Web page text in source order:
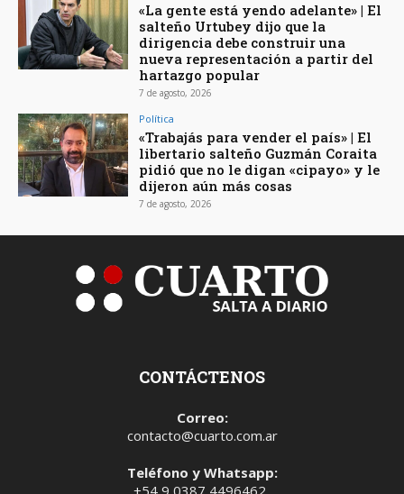
«La gente está yendo adelante» | El
salteño Urtubey dijo que la
dirigencia debe construir una
nueva representación a partir del
hartazgo popular
7 de agosto, 2026
Política
«Trabajás para vender el país» | El
libertario salteño Guzmán Coraita
pidió que no le digan «cipayo» y le
dijeron aún más cosas
7 de agosto, 2026
CONTÁCTENOS
Correo:
contacto@cuarto.com.ar
Teléfono y Whatsapp:
+54 9 0387 4496462